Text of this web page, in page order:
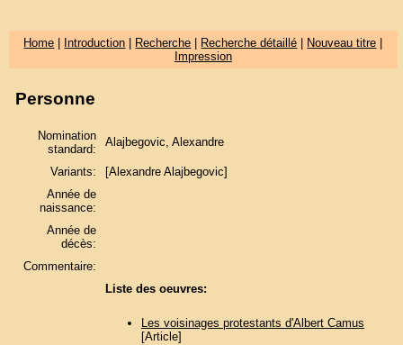
Home Introduction Recherche Recherche détaillé Nouveau titre
Impression
Personne
Nomination
standard:
Alajbegovic, Alexandre
Variants:
[Alexandre Alajbegovic]
Année de
naissance:
Année de
décès:
Commentaire:
Liste des oeuvres:
Les voisinages protestants d'Albert Camus
[Article]